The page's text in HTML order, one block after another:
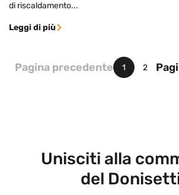
di riscaldamento...
Leggi di più
Pagina precedente 1 2
Unisciti alla
del